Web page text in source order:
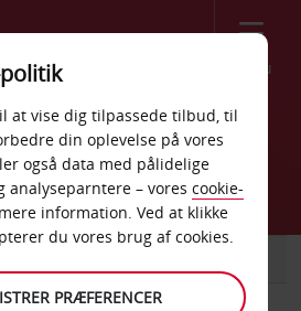
Menu
Centrum
at vise dig tilpassede tilbud, til
din oplevelse på vores
også data med pålidelige
analyseparntere – vores cookie-
information. Ved at klikke
du vores brug af cookies.
PRÆFERENCER